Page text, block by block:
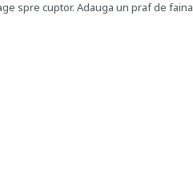
spre cuptor. Adauga un praf de faina